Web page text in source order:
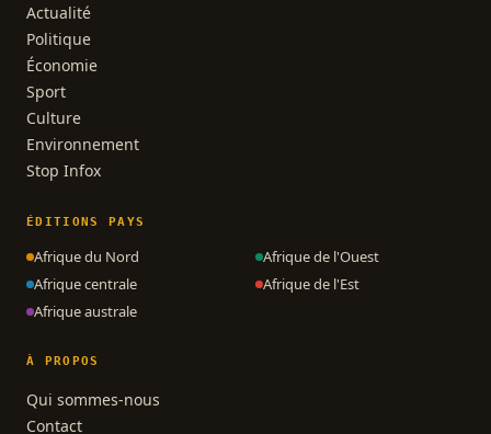
Actualité
Politique
Économie
Sport
Culture
Environnement
Stop Infox
ÉDITIONS PAYS
Afrique du Nord
Afrique de l'Ouest
Afrique centrale
Afrique de l'Est
Afrique australe
À PROPOS
Qui sommes-nous
Contact